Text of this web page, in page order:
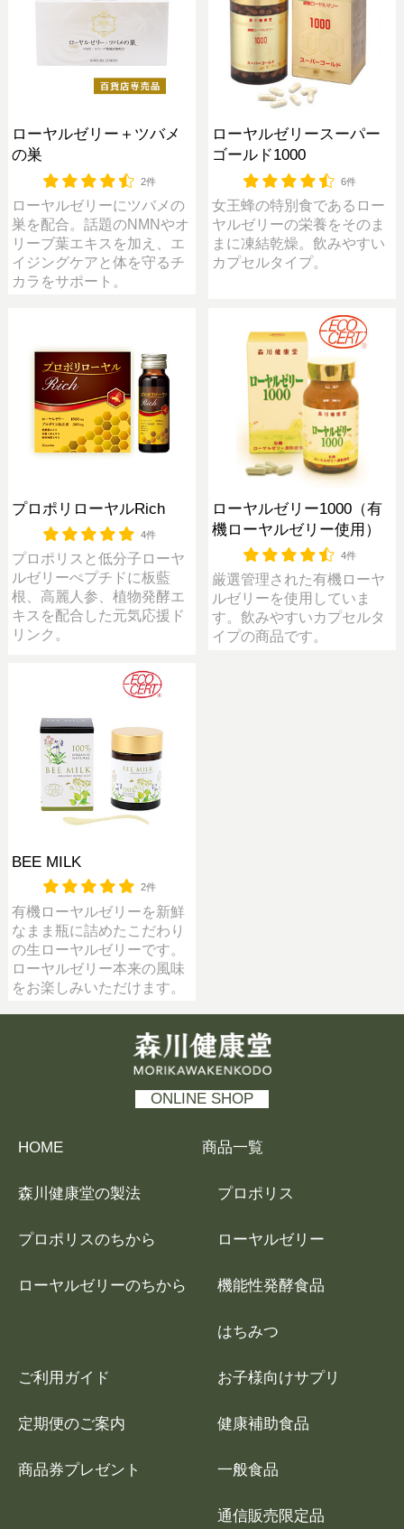
ローヤルゼリー＋ツバメ
の巣
2件
ローヤルゼリーにツバメの
巣を配合。話題のNMNやオ
リーブ葉エキスを加え、エ
イジングケアと体を守るチ
カラをサポート。
ローヤルゼリースーパー
ゴールド1000
6件
女王蜂の特別食であるロー
ヤルゼリーの栄養をそのま
まに凍結乾燥。飲みやすい
カプセルタイプ。
プロポリローヤルRich
4件
プロポリスと低分子ローヤ
ルゼリーぺプチドに板藍
根、高麗人参、植物発酵エ
キスを配合した元気応援ド
リンク。
ローヤルゼリー1000（有
機ローヤルゼリー使用）
4件
厳選管理された有機ローヤ
ルゼリーを使用していま
す。飲みやすいカプセルタ
イプの商品です。
BEE MILK
2件
有機ローヤルゼリーを新鮮
なまま瓶に詰めたこだわり
の生ローヤルゼリーです。
ローヤルゼリー本来の風味
をお楽しみいただけます。
森川健康堂 MORIKAWAKENKODO
ONLINE SHOP
HOME 商品一覧
プロポリス
ローヤルゼリー
機能性発酵食品
はちみつ
お子様向けサプリ
健康補助食品
一般食品
通信販売限定品
森川健康堂の製法
プロポリスのちから
ローヤルゼリーのちから
ご利用ガイド
定期便のご案内
商品券プレゼント